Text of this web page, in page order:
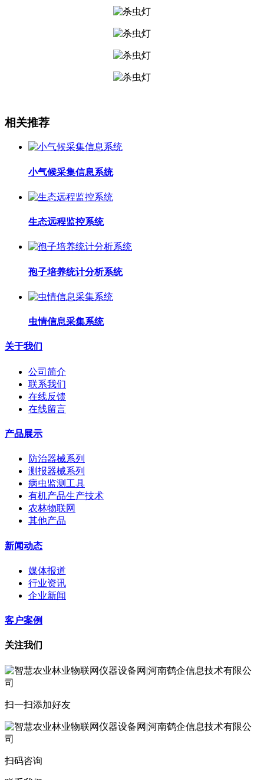
相关推荐
小气候采集信息系统
生态远程监控系统
孢子培养统计分析系统
虫情信息采集系统
关于我们
公司简介
联系我们
在线反馈
在线留言
产品展示
防治器械系列
测报器械系列
病虫监测工具
有机产品生产技术
农林物联网
其他产品
新闻动态
媒体报道
行业资讯
企业新闻
客户案例
关注我们
扫一扫添加好友
扫码咨询